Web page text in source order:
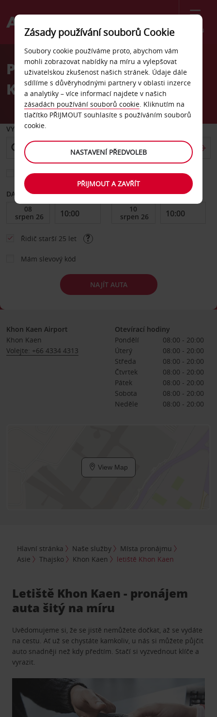
Menu
Welcome
AvisPronájem auta letiště
Khon Kaen
VYZVEDNOUT Z
Vyberte si jiné místo vrácení
DATUM OD DATUM DO
Řidič starší 25 let
Mám slevový kód
NAJÍT AUTA
Khon Kaen Airport
Khon Kaen
Volejte: +66 4334 4313
Otevírací hodiny
Pondělí
08:00 - 20:00
Úterý
08:00 - 20:00
Středa
08:00 - 20:00
Čtvrtek
08:00 - 20:00
Pátek
08:00 - 20:00
Sobota
08:00 - 20:00
Neděle
08:00 - 20:00
View Map
Hlavní stránka Naše služby
Místa pronájmu
Asie
Thajsko Khon Kaen letiště Khon Kaen
Letiště Khon Kaen - pronájem
auta šitý na míru
Uvědomujeme si, že se jistě nemůžete dočkat, až se vydáte
na cestu. Ať už se chystáte kamkoliv, u nás si můžete půjčit
auto snadněji než kdy předtím. Stačí si vyzvednout klíče a
vyrazit.
Zásady používání souborů Cookie
Soubory cookie používáme proto, abychom vám
mohli zobrazovat nabídky na míru a vylepšovat
uživatelskou zkušenost našich stránek. Údaje dále
sdílíme s důvěryhodnými partnery v oblasti inzerce
a analytiky – více informací najdete v našich
zásadách používání souborů cookie. Kliknutím na
tlačítko PŘIJMOUT souhlasíte s používáním souborů
cookie.
NASTAVENÍ PŘEDVOLEB
PŘIJMOUT A ZAVŘÍT